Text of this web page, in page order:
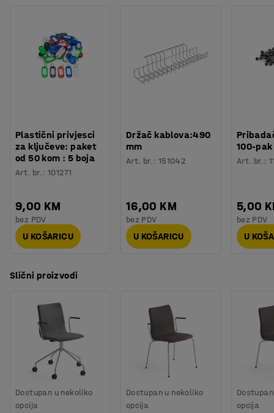
Plastični privjesci
za ključeve: paket
od 50 kom : 5 boja
Art. br.:101271
9,00 KM
bez PDV
U KOŠARICU
Držač kablova:490
mm
Art. br.: 151042
16,00 KM
bez PDV
U KOŠARICU
100-pak
Art. br.:
5,00
bez PDV
U
Slični proizvodi
Dostupan u nekoliko
opcija
Dostupan u nekoliko
opcija
opcija